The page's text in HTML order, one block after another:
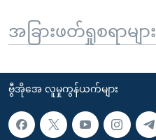
အခြားဖတ်ရှုစရာများ
ဗွီအိုအေ လူမှုကွန်ယက်များ